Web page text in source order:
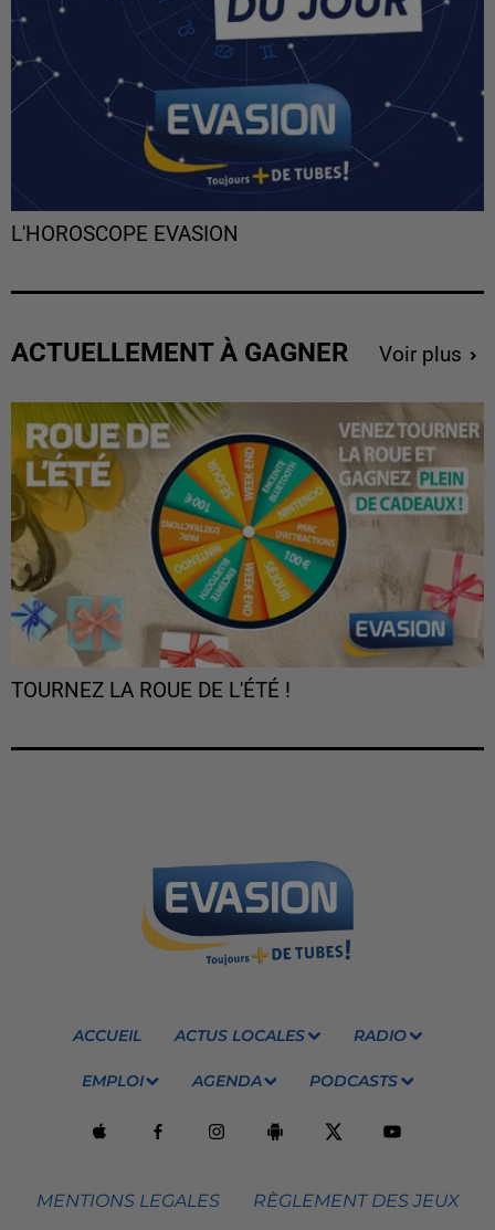
L'HOROSCOPE EVASION
ACTUELLEMENT À GAGNER Voir plus
TOURNEZ LA ROUE DE L'ÉTÉ !
ACCUEIL ACTUS LOCALES RADIO
EMPLOI AGENDA PODCASTS
MENTIONS LEGALES RÈGLEMENT DES JEUX